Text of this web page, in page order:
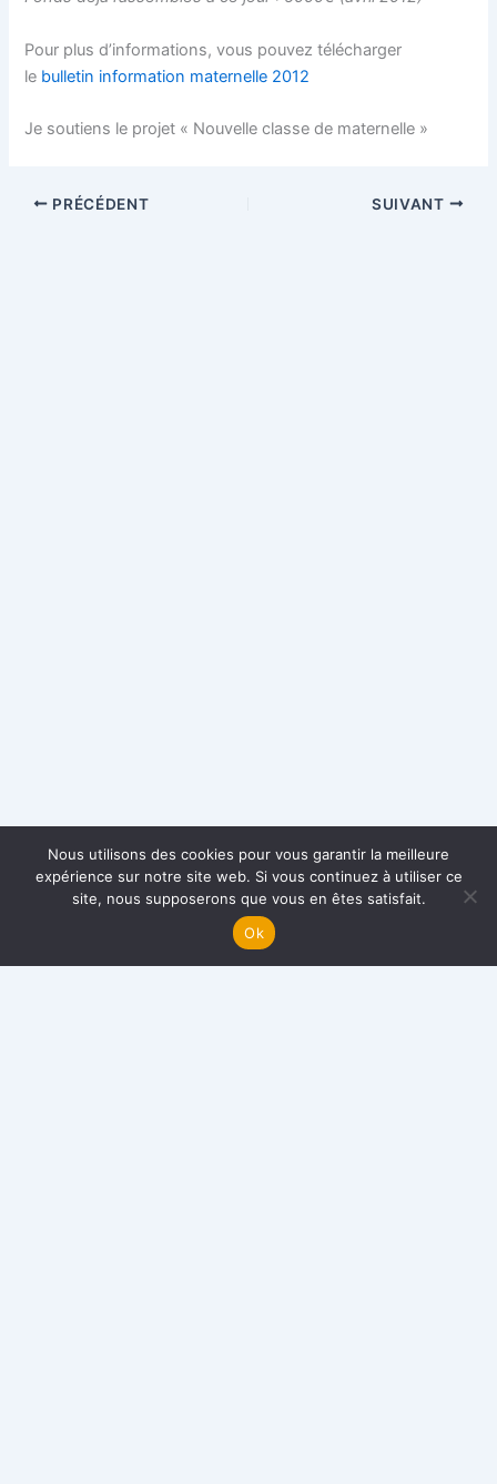
Pour plus d’informations, vous pouvez télécharger
le bulletin information maternelle 2012
Je soutiens le projet « Nouvelle classe de maternelle »
PRÉCÉDENT SUIVANT
Nous utilisons des cookies pour vous garantir la meilleure
expérience sur notre site web. Si vous continuez à utiliser ce
site, nous supposerons que vous en êtes satisfait.
Ok